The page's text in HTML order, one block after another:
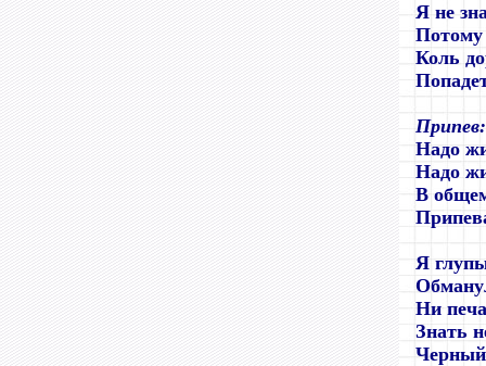
Я не
Потому
Коль
Припев:
Надо
Надо
В
Я
Ни
Знать